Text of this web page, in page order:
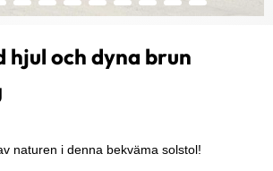
hjul och dyna brun
naturen i denna bekväma solstol!